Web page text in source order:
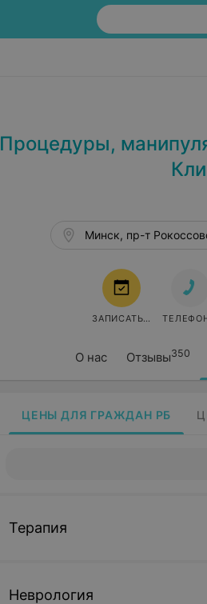
Процедуры,
О нас Отзывы350
Минск, пр-т
ЗАПИСАТЬСЯ
ЦЕНЫ ДЛЯ ГРАЖДАН РБ
Терапия
Неврология